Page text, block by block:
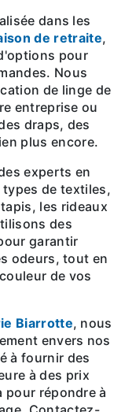
de retraite,
pour
Nous
de linge de
entreprise ou
draps, des
plus encore.
de textiles,
les rideaux
des
garantir
odeurs, tout en
de vos
Biarrotte, nous
envers nos
à fournir des
à des prix
pour répondre à